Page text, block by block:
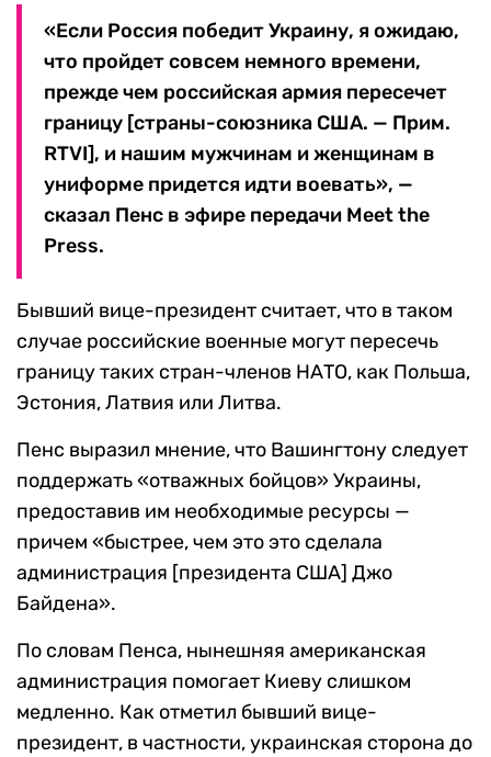
«Если Россия победит Украину, я ожидаю,
что пройдет совсем немного времени,
прежде чем российская армия пересечет
границу [страны-союзника США. — Прим.
RTVI], и нашим мужчинам и женщинам в
униформе придется идти воевать», —
сказал Пенс в эфире передачи Meet the
Press.
Бывший вице-президент считает, что в таком
случае российские военные могут пересечь
границу таких стран-членов НАТО, как Польша,
Эстония, Латвия или Литва.
Пенс выразил мнение, что Вашингтону следует
поддержать «отважных бойцов» Украины,
предоставив им необходимые ресурсы —
причем «быстрее, чем это это сделала
администрация [президента США] Джо
Байдена».
По словам Пенса, нынешняя американская
администрация помогает Киеву слишком
медленно. Как отметил бывший вице-
президент, в частности, украинская сторона до